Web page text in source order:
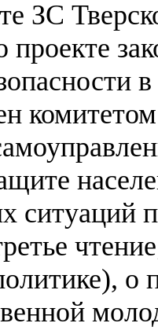
ЗС
проекте
ситуаций
о